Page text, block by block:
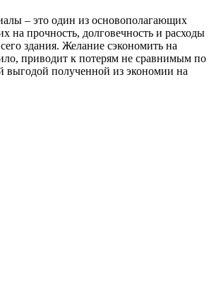
– это один из основополагающих
на прочность, долговечность и расходы
здания. Желание сэкономить на
приводит к потерям не сравнимым по
выгодой полученной из экономии на